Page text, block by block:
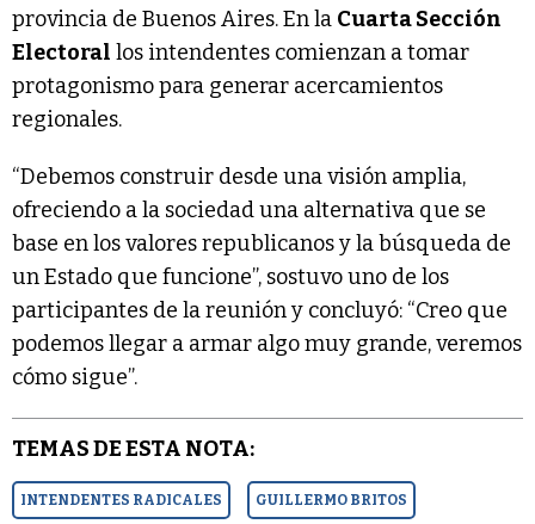
provincia de Buenos Aires. En la Cuarta Sección
Electoral los intendentes comienzan a tomar
protagonismo para generar acercamientos
regionales.
“Debemos construir desde una visión amplia,
ofreciendo a la sociedad una alternativa que se
base en los valores republicanos y la búsqueda de
un Estado que funcione”, sostuvo uno de los
participantes de la reunión y concluyó: “Creo que
podemos llegar a armar algo muy grande, veremos
cómo sigue”.
TEMAS DE ESTA NOTA:
INTENDENTES RADICALES GUILLERMO BRITOS